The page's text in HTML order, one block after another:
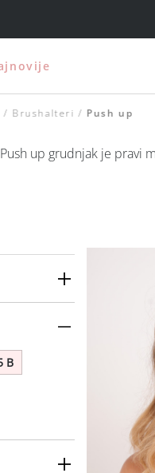
IMATE
Push up
Brushalteri
up grudnjak je pravi
B